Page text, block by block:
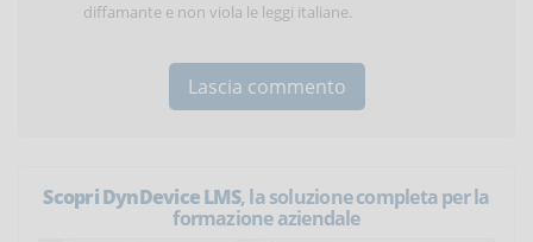
diffamante e non viola le leggi italiane.
Scopri DynDevice LMS, la soluzione completa per la
formazione aziendale